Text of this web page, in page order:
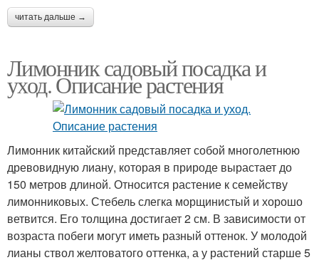
читать дальше →
Лимонник садовый посадка и
уход. Описание растения
Лимонник китайский представляет собой многолетнюю
древовидную лиану, которая в природе вырастает до
150 метров длиной. Относится растение к семейству
лимонниковых. Стебель слегка морщинистый и хорошо
ветвится. Его толщина достигает 2 см. В зависимости от
возраста побеги могут иметь разный оттенок. У молодой
лианы ствол желтоватого оттенка, а у растений старше 5